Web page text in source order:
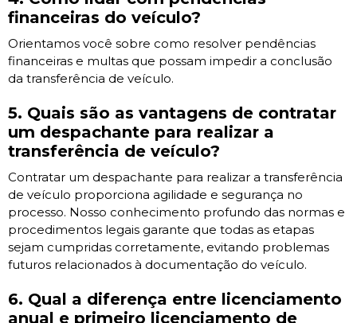
financeiras do veículo?
Orientamos você sobre como resolver pendências
financeiras e multas que possam impedir a conclusão
da transferência de veículo.
5. Quais são as vantagens de contratar
um despachante para realizar a
transferência de veículo?
Contratar um despachante para realizar a transferência
de veículo proporciona agilidade e segurança no
processo. Nosso conhecimento profundo das normas e
procedimentos legais garante que todas as etapas
sejam cumpridas corretamente, evitando problemas
futuros relacionados à documentação do veículo.
6. Qual a diferença entre licenciamento
anual e primeiro licenciamento de